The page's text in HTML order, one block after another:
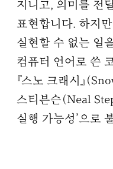
지니고, 의미를 전
표현합니다. 하지
실현할 수 없는 일
컴퓨터 언어로 쓴
『스노 크래시』
스티븐슨(Neal
실행 가능성’으로